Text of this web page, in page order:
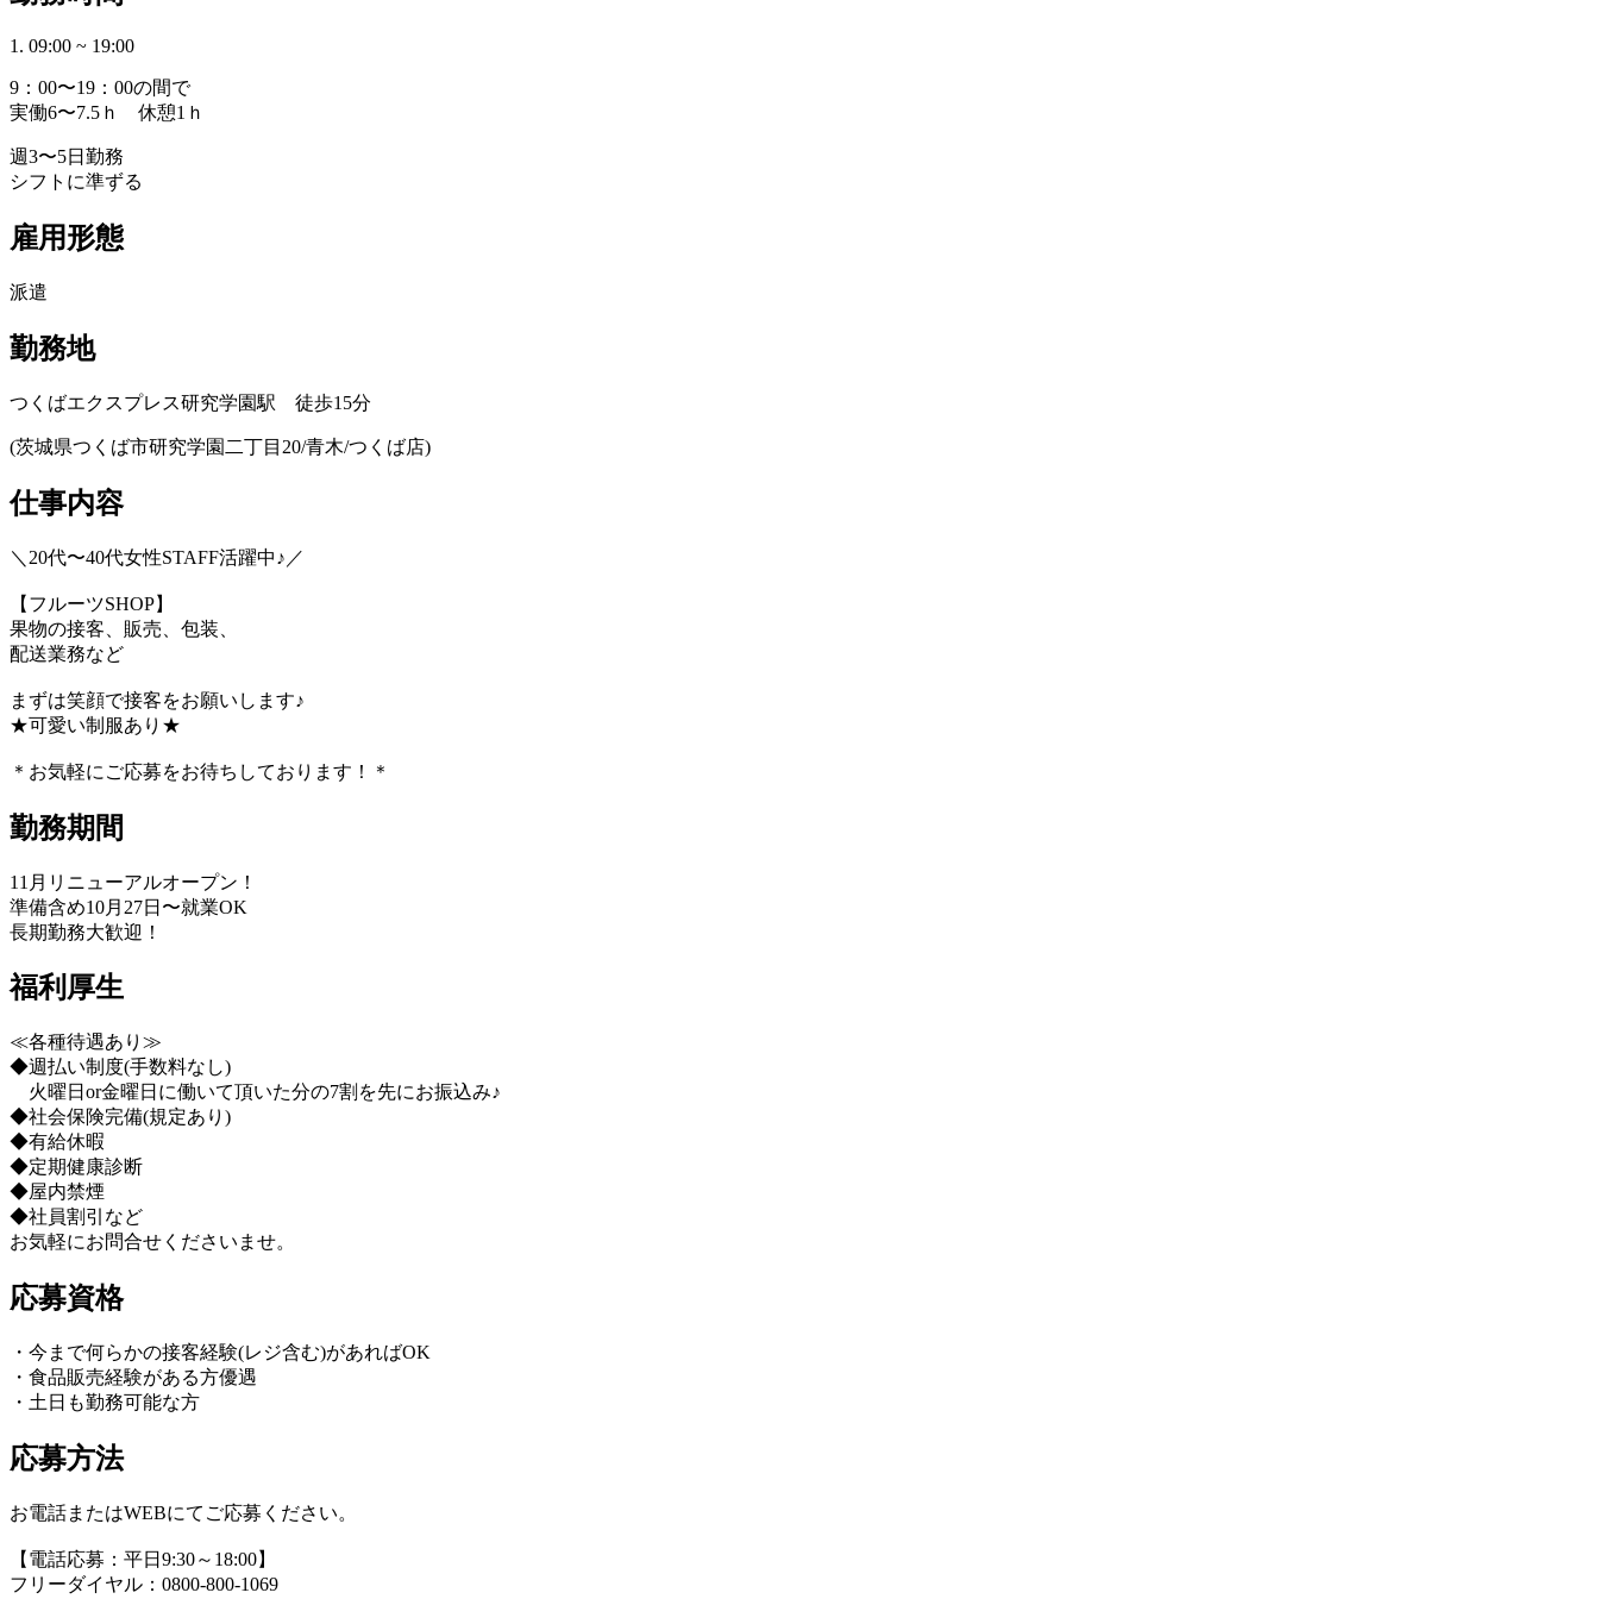
1. 09:00 ~ 19:00
9：00〜19：00の間で
実働6〜7.5ｈ 休憩1ｈ
週3〜5日勤務
シフトに準ずる
雇用形態
派遣
勤務地
つくばエクスプレス研究学園駅 徒歩15分
(茨城県つくば市研究学園二丁目20/青木/つくば店)
仕事内容
＼20代〜40代女性STAFF活躍中♪／
【フルーツSHOP】
果物の接客、販売、包装、
配送業務など
まずは笑顔で接客をお願いします♪
★可愛い制服あり★
＊お気軽にご応募をお待ちしております！＊
勤務期間
11月リニューアルオープン！
準備含め10月27日〜就業OK
長期勤務大歓迎！
福利厚生
≪各種待遇あり≫
◆週払い制度(手数料なし)
火曜日or金曜日に働いて頂いた分の7割を先にお振込み♪
◆社会保険完備(規定あり)
◆有給休暇
◆定期健康診断
◆屋内禁煙
◆社員割引など
お気軽にお問合せくださいませ。
応募資格
・今まで何らかの接客経験(レジ含む)があればOK
・食品販売経験がある方優遇
・土日も勤務可能な方
応募方法
お電話またはWEBにてご応募ください。
【電話応募：平日9:30～18:00】
フリーダイヤル：0800-800-1069